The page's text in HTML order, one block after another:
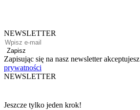
NEWSLETTER
Zapisz
Zapisując się na nasz newsletter akceptujesz
prywatności
NEWSLETTER
Jeszcze tylko jeden krok!